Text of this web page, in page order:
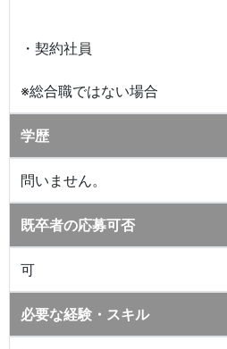
・契約社員
※総合職ではない場合
学歴
問いません。
既卒者の応募可否
可
必要な経験・スキル